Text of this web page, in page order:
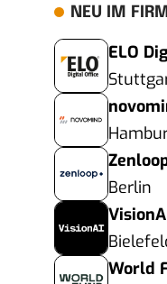
NEU IM
ELO
Berlin
World